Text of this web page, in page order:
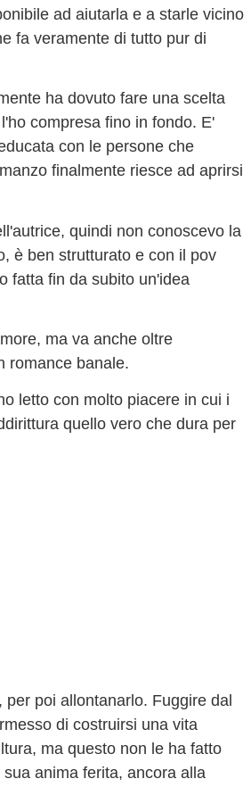
ad aiutarla e a starle vicino
fa veramente di tutto pur di
ha dovuto fare una scelta
compresa fino in fondo. E'
con le persone che
finalmente riesce ad aprirsi
quindi non conoscevo la
è ben strutturato e con il pov
fatta fin da subito un'idea
ma va anche oltre
romance banale.
letto con molto piacere in cui i
quello vero che dura per
poi allontanarlo. Fuggire dal
di costruirsi una vita
ma questo non le ha fatto
anima ferita, ancora alla